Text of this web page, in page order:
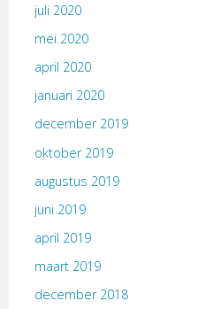
juli 2020
mei 2020
april 2020
januari 2020
december 2019
oktober 2019
augustus 2019
juni 2019
april 2019
maart 2019
december 2018